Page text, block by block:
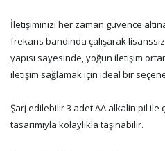
İletişiminizi her zaman güvence
frekans bandında çalışarak
yapısı sayesinde, yoğun iletişim
iletişim sağlamak için ideal bir
Şarj edilebilir 3 adet AA alkalin pil ile
tasarımıyla kolaylıkla taşınabilir.